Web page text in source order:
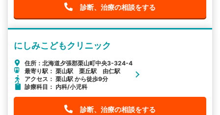
診断、治療の相談をする
にしみこどもクリニック
住所：北海道夕張郡栗山町中央3-324-4
最寄り駅： 栗山駅 栗丘駅 由仁駅
アクセス： 栗山駅 から徒歩9分
診療科目： 内科/小児科
診断、治療の相談をする